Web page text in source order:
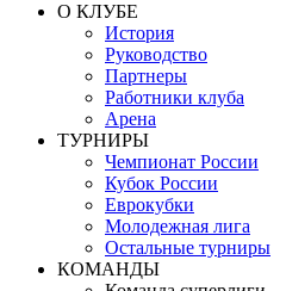
О КЛУБЕ
История
Руководство
Партнеры
Работники клуба
Арена
ТУРНИРЫ
Чемпионат России
Кубок России
Еврокубки
Молодежная лига
Остальные турниры
КОМАНДЫ